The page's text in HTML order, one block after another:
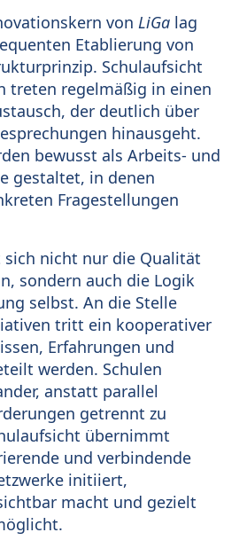
von LiGalag
Etablierung von
Schulaufsicht
treten regelmäßig in einen
der deutlich über
hinausgeht.
bewusst als Arbeits- und
gestaltet, in denen
Fragestellungen
sich nicht nur die Qualität
sondern auch die Logik
selbst. An die Stelle
tritt ein kooperativer
Erfahrungen und
werden. Schulen
anstatt parallel
getrennt zu
übernimmt
und verbindende
initiiert,
macht und gezielt